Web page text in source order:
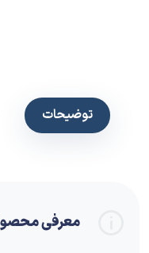
توضیحات
معرفی